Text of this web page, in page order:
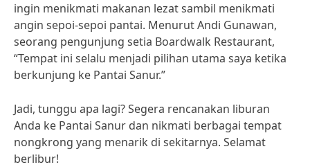
ingin menikmati makanan lezat sambil menikmati
angin sepoi-sepoi pantai. Menurut Andi Gunawan,
seorang pengunjung setia Boardwalk Restaurant,
“Tempat ini selalu menjadi pilihan utama saya ketika
berkunjung ke Pantai Sanur.”
Jadi, tunggu apa lagi? Segera rencanakan liburan
Anda ke Pantai Sanur dan nikmati berbagai tempat
nongkrong yang menarik di sekitarnya. Selamat
berlibur!